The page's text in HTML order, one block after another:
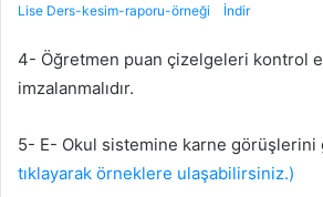
Lise Ders-kesim-raporu-örneği İndir
4- Öğretmen puan çizelgeleri kontrol
imzalanmalıdır.
5- E- Okul sistemine karne görüşlerini
tıklayarak örneklere ulaşabilirsiniz.)